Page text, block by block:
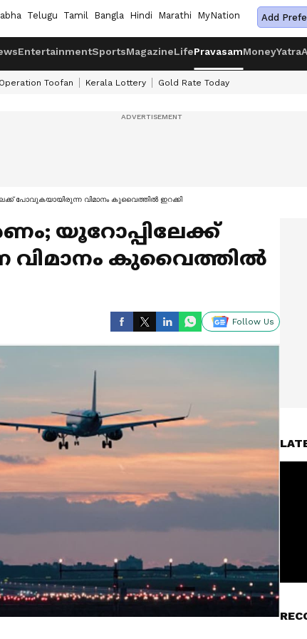
Telugu Tamil Bangla Hindi Marathi MyNation Add
EntertainmentSportsMagazineLifePravasamMoneyYatra
Operation Toofan Kerala Lottery Gold Rate Today
പോവുകയായിരുന്ന വിമാനം കുവൈത്തിൽ ഇറക്കി
യൂറോപ്പിലേക്ക്
വിമാനം കുവൈത്തിൽ
Follow Us